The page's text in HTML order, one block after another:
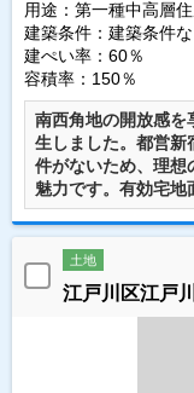
用途：第一種中高層
建築条件： 建築条件な
建ぺい率：60％
容積率：150％
南西角地の開放感を
生しました。都営新
件がないため、理想
魅力です。有効宅
土地
江戸川区江戸